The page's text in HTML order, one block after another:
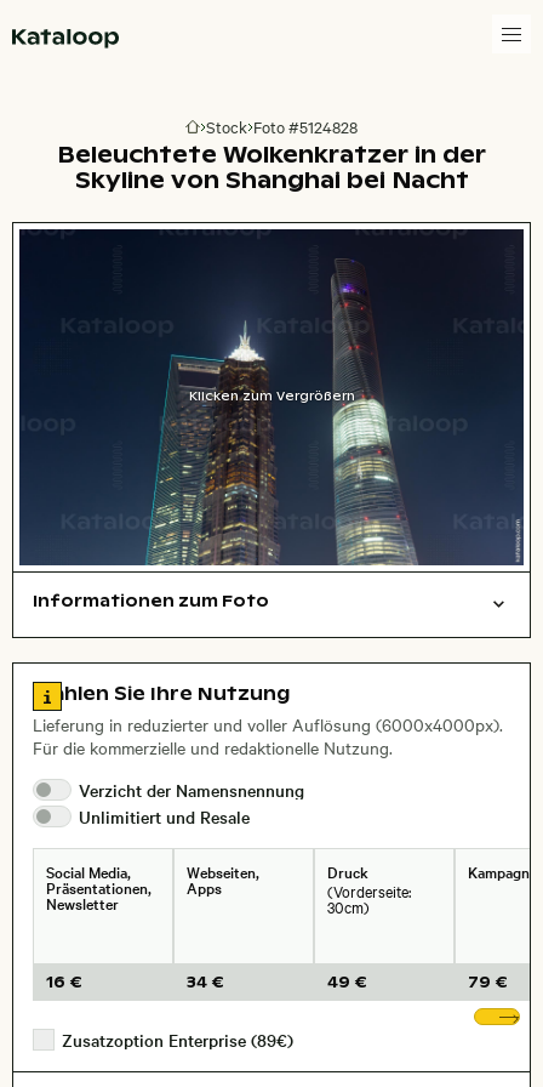
Zur Homepage
Stock Foto #5124828
Beleuchtete Wolkenkratzer in der
Skyline von Shanghai bei Nacht
Klicken zum Vergrößern
Informationen zum Foto
Zu den Lizenzinformationen springen
Wählen Sie Ihre Nutzung
Lieferung in reduzierter und voller Auflösung (6000x4000px).
Für die kommerzielle und redaktionelle Nutzung.
Verzicht der Namensnennung
Unlimitiert und Resale
Social Media,
Präsentationen,
Newsletter
16 €
Webseiten,
Apps
34 €
Druck
(Vorderseite:
30cm)
49 € 79 €
Zusatzoption Enterprise (89€)